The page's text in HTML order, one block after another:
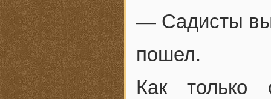
— Садисты
пошел.
Как только